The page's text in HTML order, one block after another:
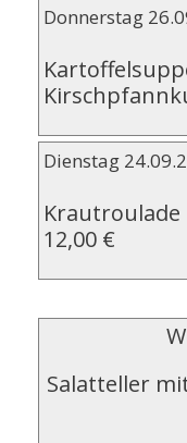
Donnerstag
Dienstag
12,00 €
Salatteller